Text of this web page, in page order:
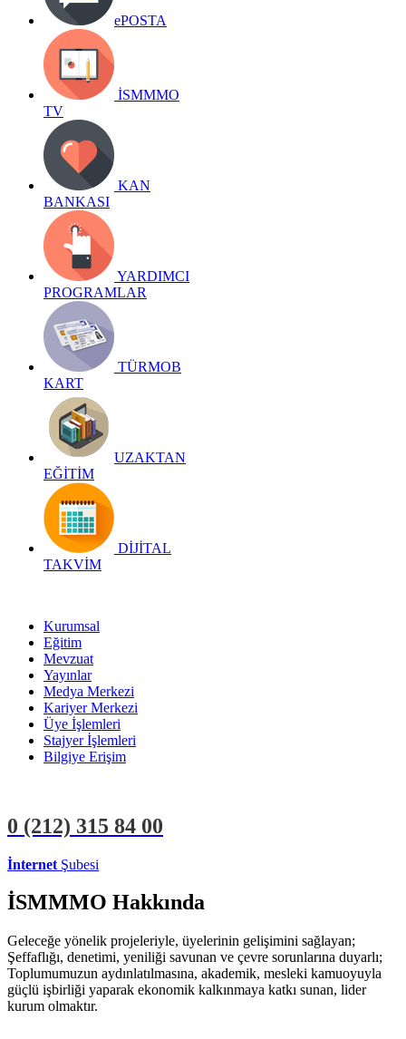
ePOSTA
İSMMMO
TV
KAN
BANKASI
YARDIMCI
PROGRAMLAR
TÜRMOB
KART
UZAKTAN
EĞİTİM
DİJİTAL
TAKVİM
Kurumsal
Eğitim
Mevzuat
Yayınlar
Medya Merkezi
Kariyer Merkezi
Üye İşlemleri
Stajyer İşlemleri
Bilgiye Erişim
0 (212) 315 84 00
İnternet Şubesi
İSMMMO Hakkında
Geleceğe yönelik projeleriyle, üyelerinin gelişimini sağlayan;
Şeffaflığı, denetimi, yeniliği savunan ve çevre sorunlarına duyarlı;
Toplumumuzun aydınlatılmasına, akademik, mesleki kamuoyuyla
güçlü işbirliği yaparak ekonomik kalkınmaya katkı sunan, lider
kurum olmaktır.